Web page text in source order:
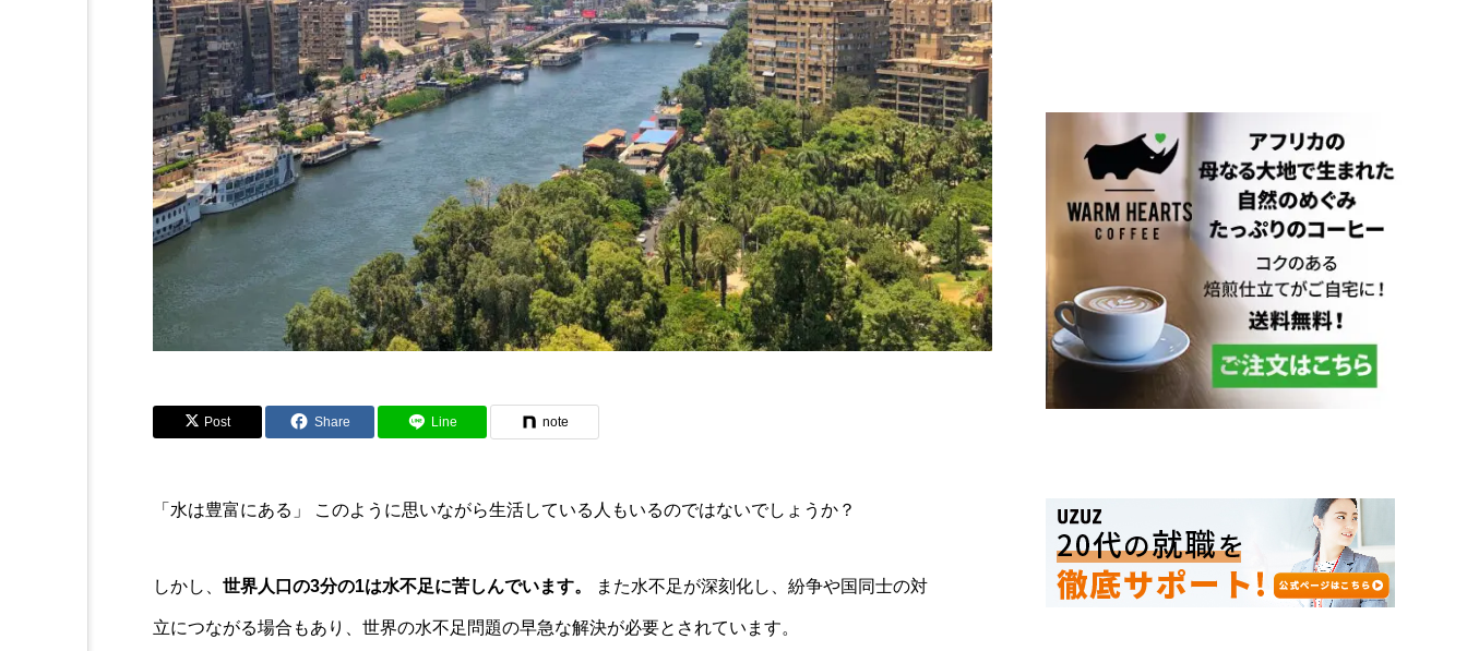
Post Share Line note
「水は豊富にある」 このように思いながら生活している人もいるのではないでしょうか？
しかし、 世界人口の3分の1は水不足に苦しんでいます。 また水不足が深刻化し、紛争や国同士の対
立につながる場合もあり、世界の水不足問題の早急な解決が必要とされています。